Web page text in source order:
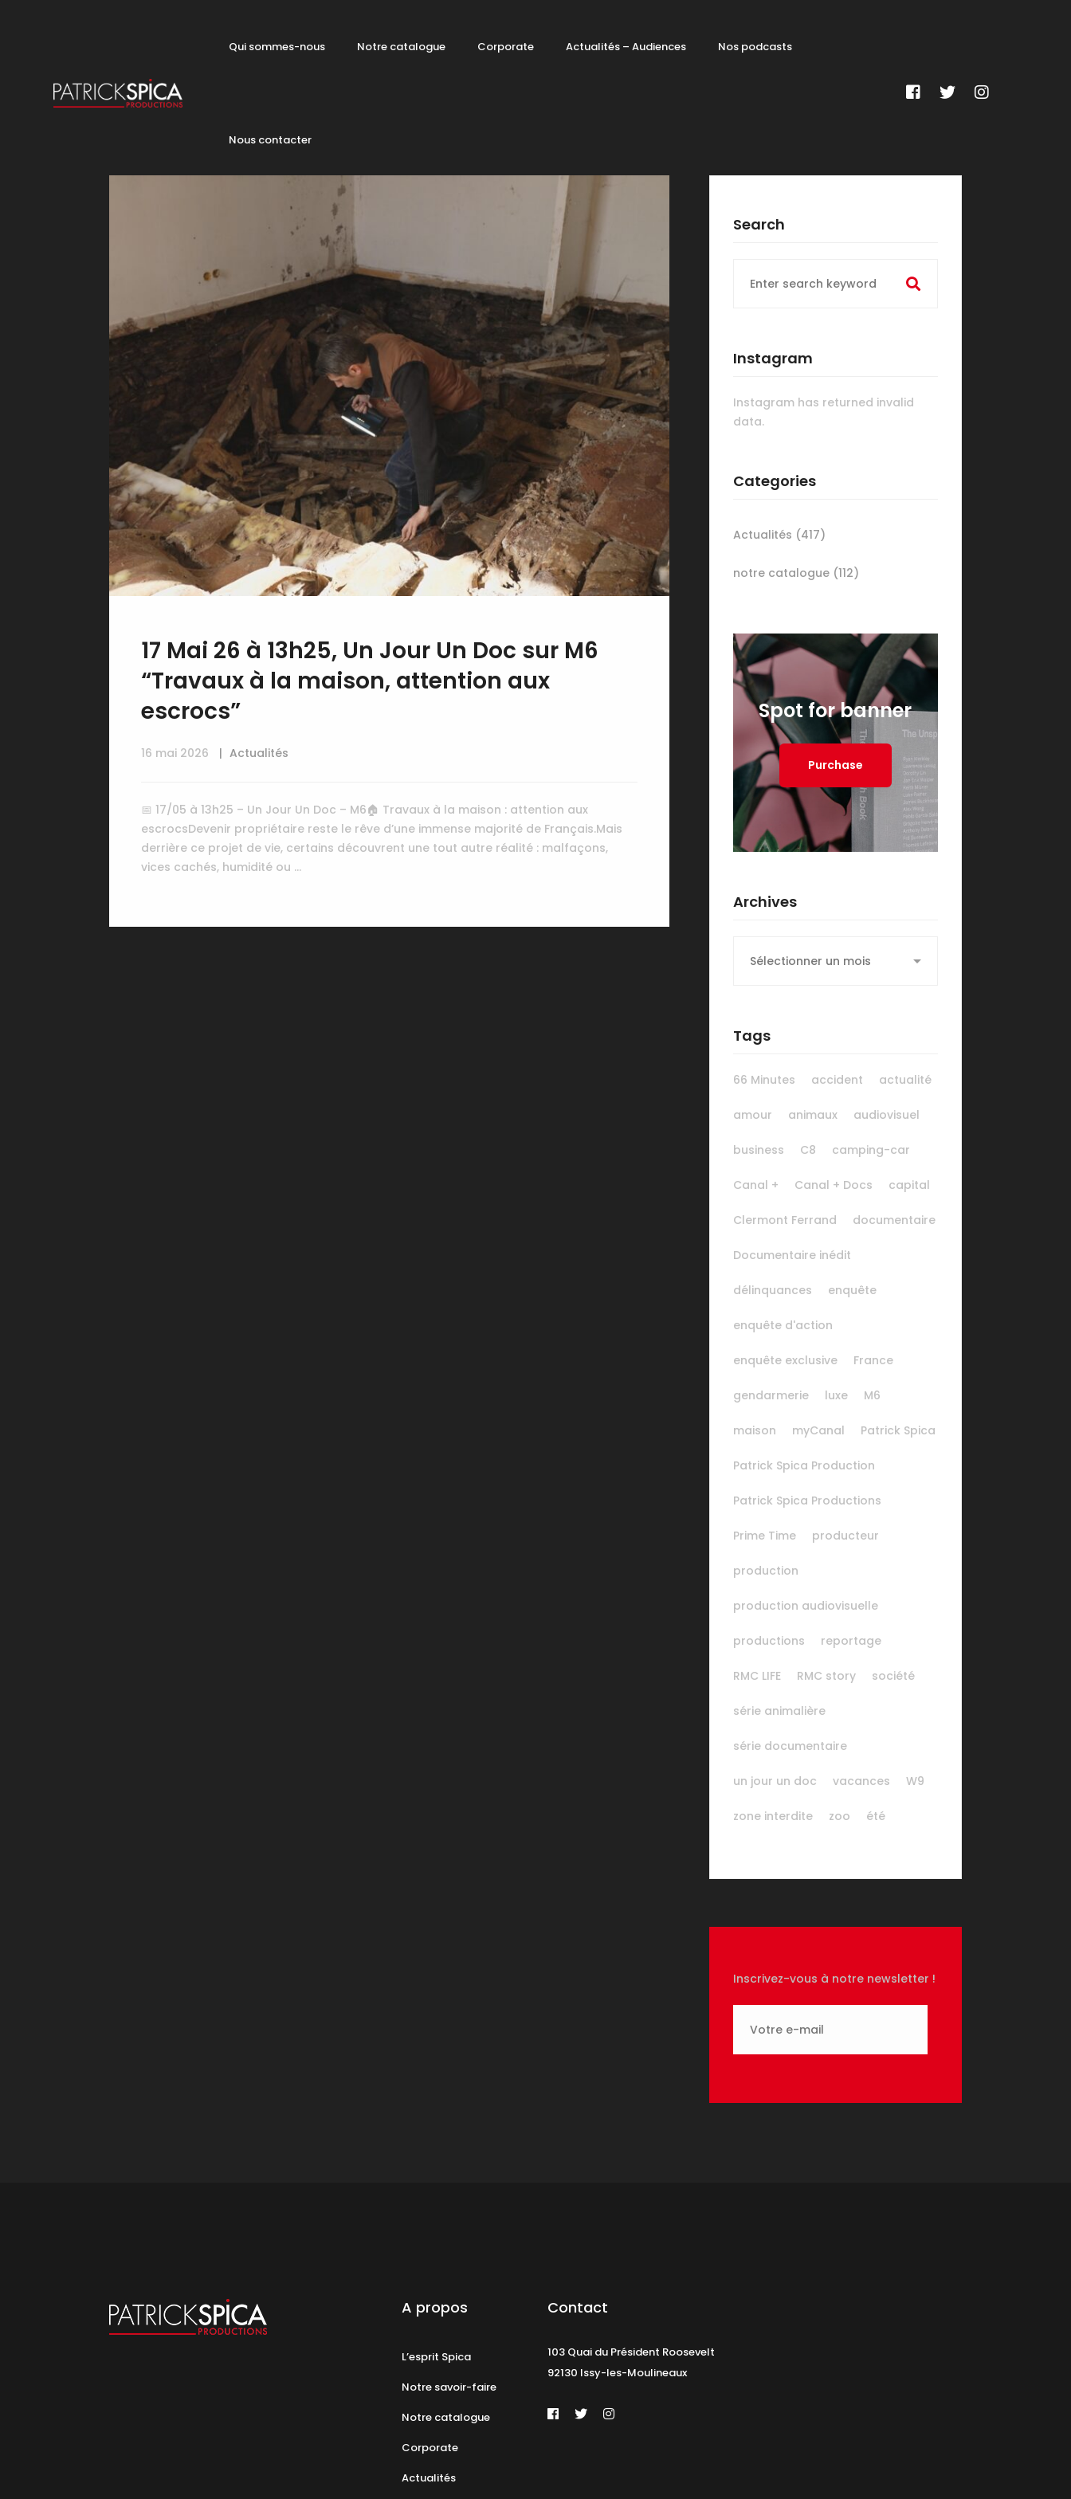
Qui sommes-nous Notre catalogue Corporate Actualités – Audiences Nos podcasts
Nous contacter
17 Mai 26 à 13h25, Un Jour Un Doc sur M6
“Travaux à la maison, attention aux
escrocs”
16 mai 2026 Actualités
📅 17/05 à 13h25 – Un Jour Un Doc – M6🏠 Travaux à la maison : attention aux
escrocsDevenir propriétaire reste le rêve d’une immense majorité de Français.Mais
derrière ce projet de vie, certains découvrent une tout autre réalité : malfaçons,
vices cachés, humidité ou …
Search
for:
Instagram
Instagram has returned invalid
data.
Categories
Actualités (417)
notre catalogue (112)
Spot for banner
Purchase
Archives
Tags
66 Minutes accident actualité
amour animaux audiovisuel
business C8 camping-car
Canal + Canal + Docs capital
Clermont Ferrand documentaire
Documentaire inédit
délinquances enquête
enquête d'action
enquête exclusive France
gendarmerie luxe M6
maison myCanal Patrick Spica
Patrick Spica Production
Patrick Spica Productions
Prime Time producteur
production
production audiovisuelle
productions reportage
RMC LIFE RMC story société
série animalière
série documentaire
un jour un doc vacances W9
zone interdite zoo été
Inscrivez-vous à notre newsletter !
A propos
L’esprit Spica
Notre savoir-faire
Notre catalogue
Corporate
Actualités
Contact
103 Quai du Président Roosevelt
92130 Issy-les-Moulineaux